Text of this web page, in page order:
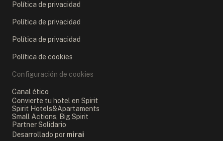
Política de privacidad
Política de privacidad
Política de privacidad
Política de cookies
Configuración de cookies
Canal ético
Convierte tu hotel en Spirit
Spirit Hotels&Apartaments
Small Actions, Big Spirit
Partner Solidario
Desarrollado por mirai